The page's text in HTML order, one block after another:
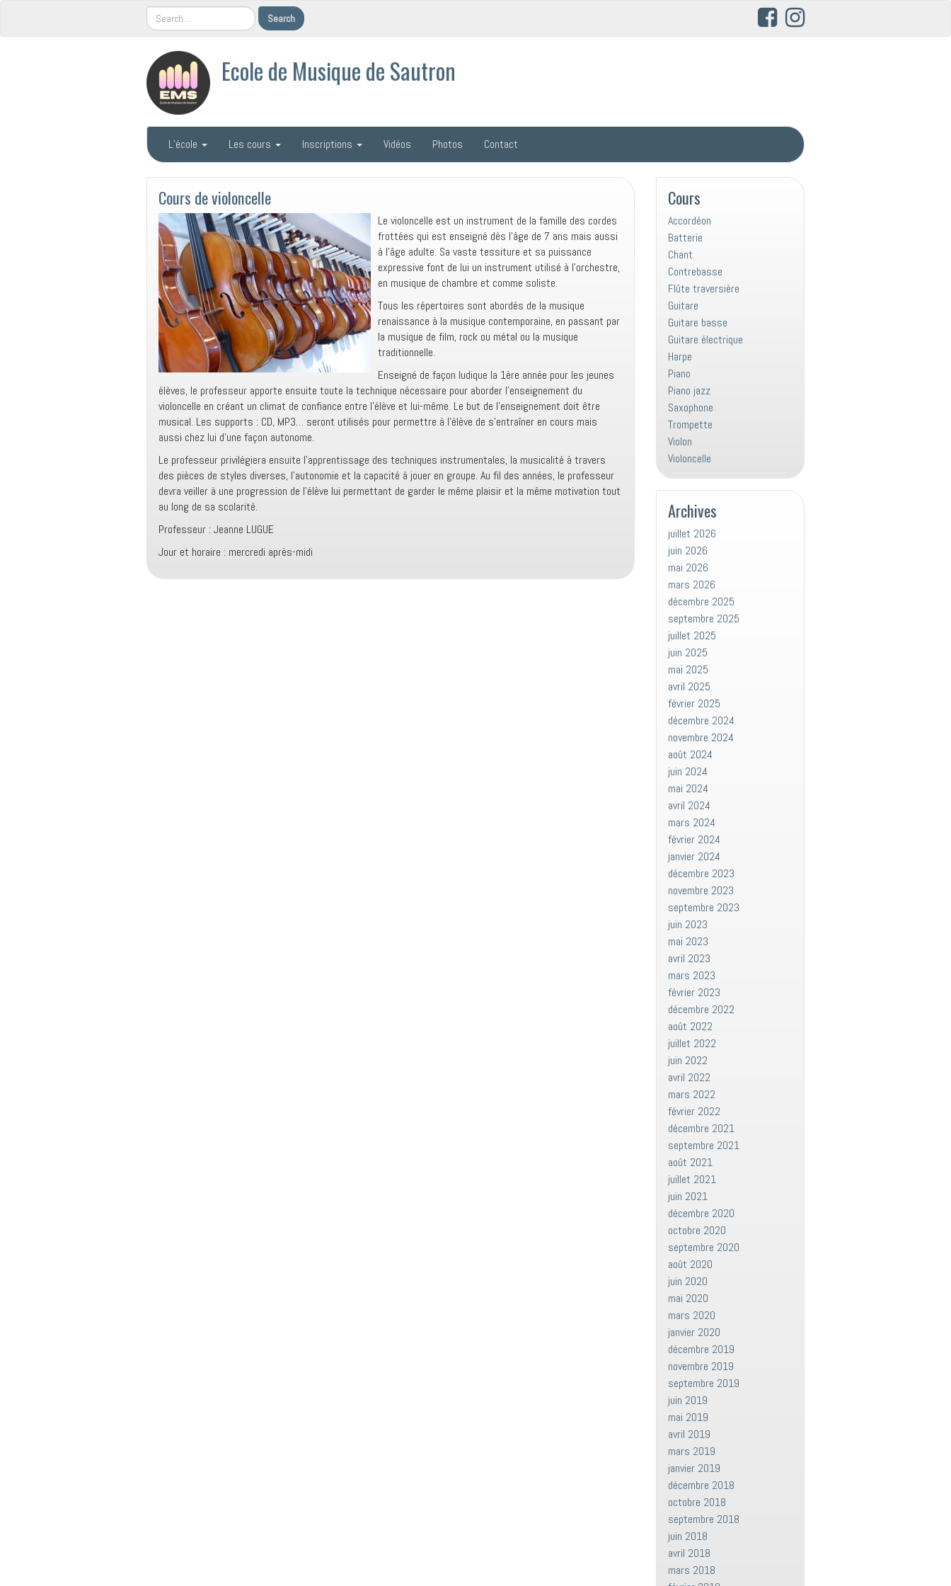
Ecole de Musique de Sautron
L’école Les cours Inscriptions Vidéos Photos Contact
Cours de violoncelle
Le violoncelle est un instrument de la famille des cordes
frottées qui est enseigné dès l’âge de 7 ans mais aussi
à l’âge adulte. Sa vaste tessiture et sa puissance
expressive font de lui un instrument utilisé à l’orchestre,
en musique de chambre et comme soliste.
Tous les répertoires sont abordés de la musique
renaissance à la musique contemporaine, en passant par
la musique de film, rock ou métal ou la musique
traditionnelle.
Enseigné de façon ludique la 1ère année pour les jeunes
élèves, le professeur apporte ensuite toute la technique nécessaire pour aborder l’enseignement du
violoncelle en créant un climat de confiance entre l’élève et lui-même. Le but de l’enseignement doit être
musical. Les supports : CD, MP3… seront utilisés pour permettre à l’élève de s’entraîner en cours mais
aussi chez lui d’une façon autonome.
Le professeur privilégiera ensuite l’apprentissage des techniques instrumentales, la musicalité à travers
des pièces de styles diverses, l’autonomie et la capacité à jouer en groupe. Au fil des années, le professeur
devra veiller à une progression de l’élève lui permettant de garder le même plaisir et la même motivation tout
au long de sa scolarité.
Professeur : Jeanne LUGUE
Jour et horaire : mercredi après-midi
Cours
Accordéon
Batterie
Chant
Contrebasse
Flûte traversière
Guitare
Guitare basse
Guitare électrique
Harpe
Piano
Piano jazz
Saxophone
Trompette
Violon
Violoncelle
Archives
juillet 2026
juin 2026
mai 2026
mars 2026
décembre 2025
septembre 2025
juillet 2025
juin 2025
mai 2025
avril 2025
février 2025
décembre 2024
novembre 2024
août 2024
juin 2024
mai 2024
avril 2024
mars 2024
février 2024
janvier 2024
décembre 2023
novembre 2023
septembre 2023
juin 2023
mai 2023
avril 2023
mars 2023
février 2023
décembre 2022
août 2022
juillet 2022
juin 2022
avril 2022
mars 2022
février 2022
décembre 2021
septembre 2021
août 2021
juillet 2021
juin 2021
décembre 2020
octobre 2020
septembre 2020
août 2020
juin 2020
mai 2020
mars 2020
janvier 2020
décembre 2019
novembre 2019
septembre 2019
juin 2019
mai 2019
avril 2019
mars 2019
janvier 2019
décembre 2018
octobre 2018
septembre 2018
juin 2018
avril 2018
mars 2018